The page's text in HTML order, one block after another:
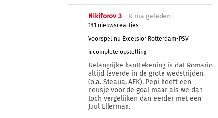
Nikiforov 3 8 ma geleden
181 nieuwsreacties
Voorspel nu Excelsior Rotterdam-PSV
incomplete opstelling
Belangrijke kanttekening is dat Romario
altijd leverde in de grote wedstrijden
(o.a. Steaua, AEK). Pepi heeft een
neusje voor de goal maar als we dan
toch vergelijken dan eerder met een
Juul Ellerman.